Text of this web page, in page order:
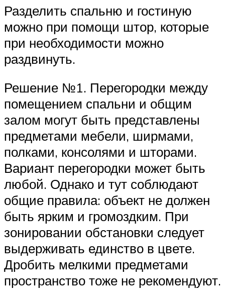
Разделить спальню и гостиную
можно при помощи штор, которые
при необходимости можно
раздвинуть.
Решение №1. Перегородки между
помещением спальни и общим
залом могут быть представлены
предметами мебели, ширмами,
полками, консолями и шторами.
Вариант перегородки может быть
любой. Однако и тут соблюдают
общие правила: объект не должен
быть ярким и громоздким. При
зонировании обстановки следует
выдерживать единство в цвете.
Дробить мелкими предметами
пространство тоже не рекомендуют.